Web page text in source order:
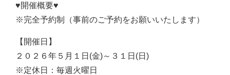
♥️開催概要♥️
※完全予約制（事前のご予約をお願いいたします）
【開催日】
２０２６年５月１日(金)～３１日(日)
※定休日：毎週火曜日